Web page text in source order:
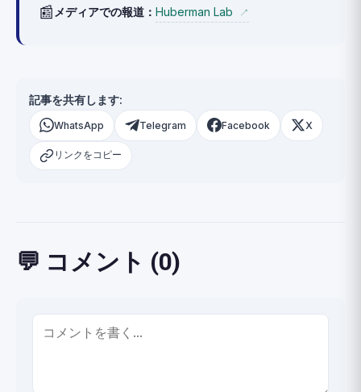
📰 メディアでの報道： Huberman Lab ↗
記事を共有します:
WhatsApp Telegram Facebook X
リンクをコピー
💬 コメント (0)